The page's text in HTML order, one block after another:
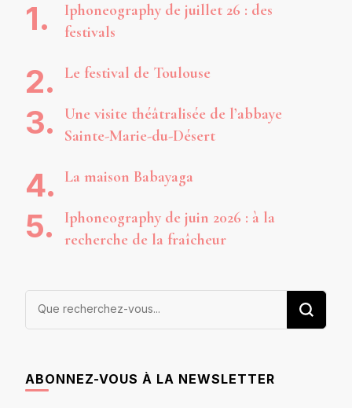
Iphoneography de juillet 26 : des
festivals
Le festival de Toulouse
Une visite théâtralisée de l’abbaye
Sainte-Marie-du-Désert
La maison Babayaga
Iphoneography de juin 2026 : à la
recherche de la fraîcheur
Vous
ABONNEZ-VOUS À LA NEWSLETTER